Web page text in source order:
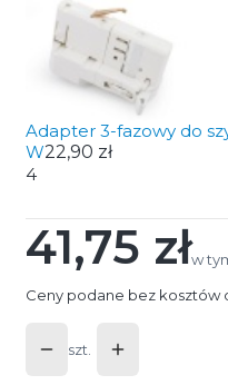
Adapter 3-fazowy do
W22,90 zł
4
Cena
41,75 złw
w
Ceny podane bez kosztów
szt.